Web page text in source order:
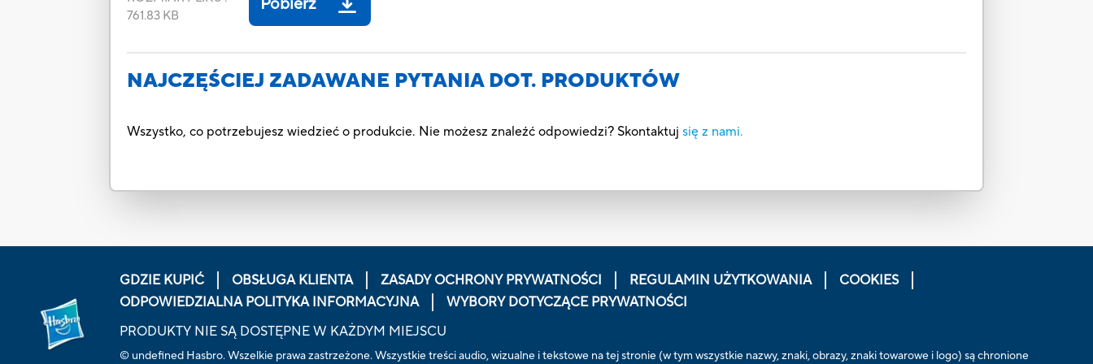
761.83 KB
NAJCZĘŚCIEJ ZADAWANE PYTANIA DOT. PRODUKTÓW
Wszystko, co potrzebujesz wiedzieć o produkcie. Nie możesz znaleźć odpowiedzi? Skontaktujsię z nami.
GDZIE KUPIĆ OBSŁUGA KLIENTA ZASADY OCHRONY PRYWATNOŚCI REGULAMIN UŻYTKOWANIA
COOKIES
ODPOWIEDZIALNA POLITYKA INFORMACYJNA
WYBORY DOTYCZĄCE PRYWATNOŚCI
PRODUKTY NIE SĄ DOSTĘPNE W KAŻDYM MIEJSCU
© undefined Hasbro. Wszelkie prawa zastrzeżone. Wszystkie treści audio, wizualne i tekstowe na tej stronie (w tym wszystkie nazwy, znaki, obrazy, znaki towarowe i logo) są chronione